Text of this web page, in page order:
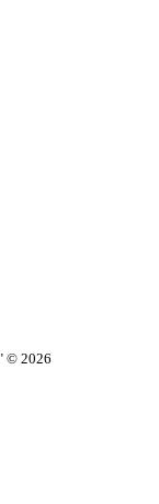
© 2026